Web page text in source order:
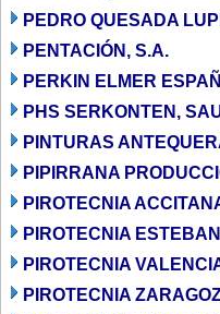
PEDRO QUESADA
PENTACIÓN, S.A.
PERKIN ELMER
PHS SERKONTEN,
PINTURAS
PIPIRRANA
PIROTECNIA
PIROTECNIA
PIROTECNIA
PIROTECNIA